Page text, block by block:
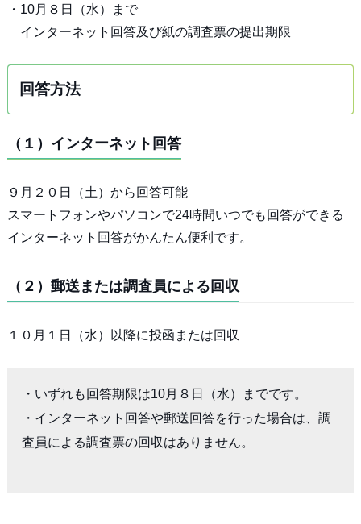
・10月８日（水）まで
インターネット回答及び紙の調査票の提出期限
回答方法
（１）インターネット回答
９月２０日（土）から回答可能
スマートフォンやパソコンで24時間いつでも回答ができる
インターネット回答がかんたん便利です。
（２）郵送または調査員による回収
１０月１日（水）以降に投函または回収
・いずれも回答期限は10月８日（水）までです。
・インターネット回答や郵送回答を行った場合は、調
査員による調査票の回収はありません。